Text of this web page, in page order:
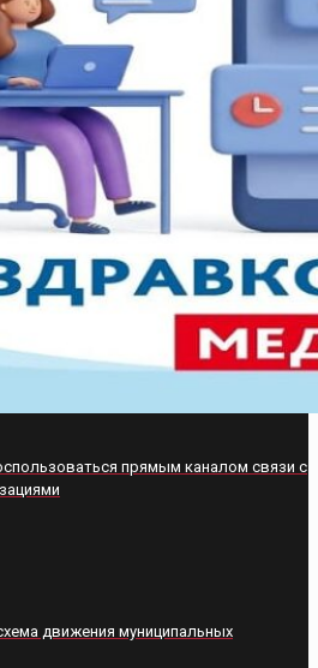
прямым каналом связи с
движения муниципальных